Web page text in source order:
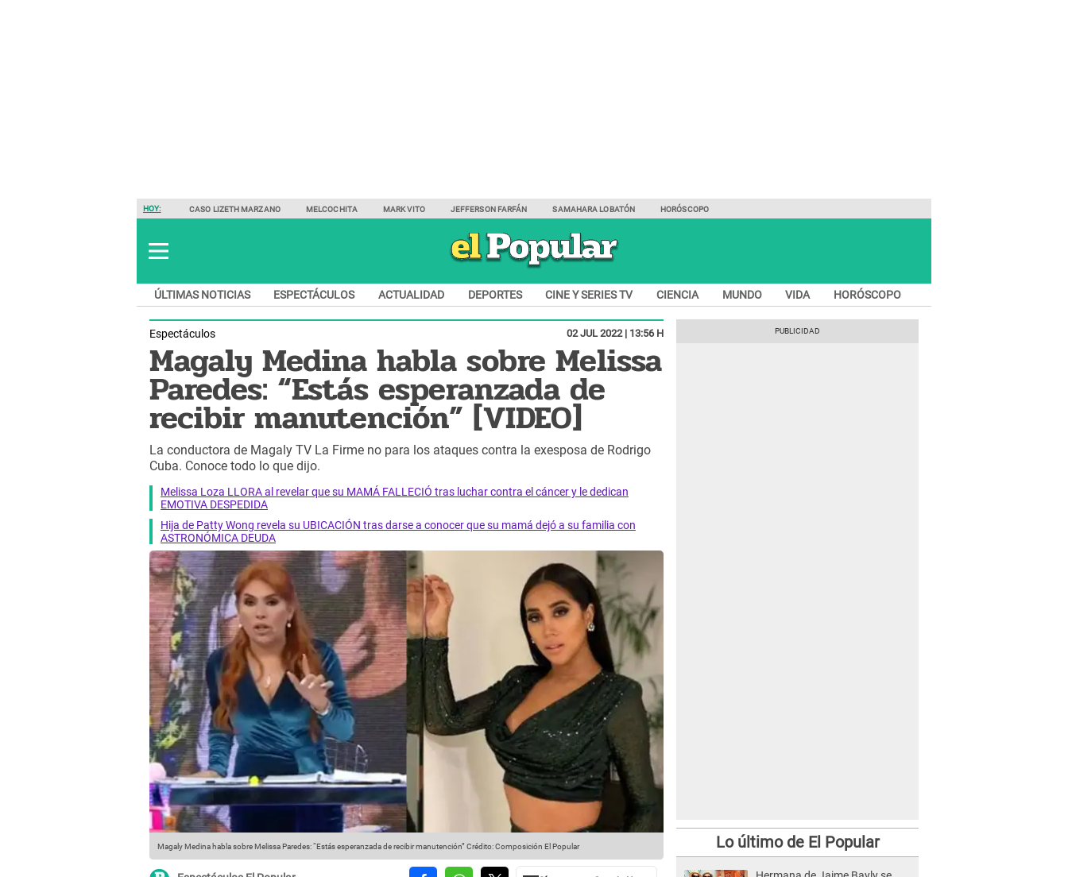
HOY: CASO LIZETH MARZANO MELCOCHITA MARK VITO JEFFERSON FARFÁN SAMAHARA LOBATÓN HORÓSCOPO
ÚLTIMAS NOTICIAS ESPECTÁCULOS ACTUALIDAD DEPORTES CINE Y SERIES TV CIENCIA MUNDO VIDA HORÓSCOPO
Espectáculos 02 JUL 2022 | 13:56 H
Magaly Medina habla sobre Melissa
Paredes: “Estás esperanzada de
recibir manutención” [VIDEO]
La conductora de Magaly TV La Firme no para los ataques contra la exesposa de Rodrigo
Cuba. Conoce todo lo que dijo.
Melissa Loza LLORA al revelar que su MAMÁ FALLECIÓ tras luchar contra el cáncer y le dedican
EMOTIVA DESPEDIDA
Hija de Patty Wong revela su UBICACIÓN tras darse a conocer que su mamá dejó a su familia con
ASTRONÓMICA DEUDA
Magaly Medina habla sobre Melissa Paredes: “Estás esperanzada de recibir manutención” Crédito: Composición El Popular Lo último de El Popular